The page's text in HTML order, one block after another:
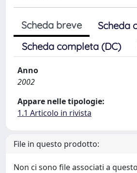
Scheda breve
Scheda
Scheda completa (DC)
Anno
2002
Appare nelle tipologie:
1.1 Articolo in rivista
File in questo prodotto:
Non ci sono file associati a